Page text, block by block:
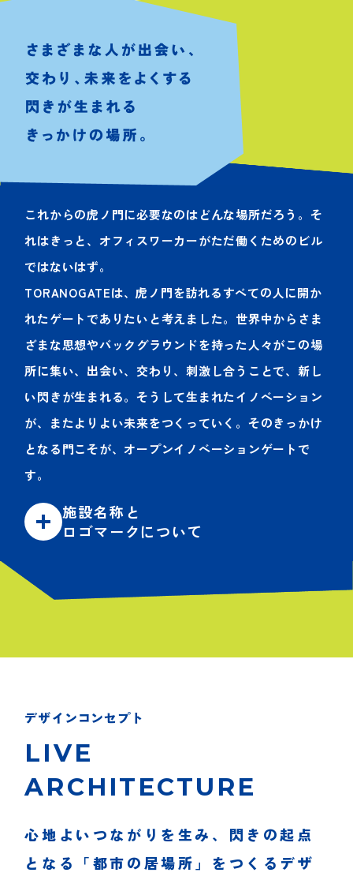
これからの虎ノ門に必要なのはどんな場所だろう。そ
れはきっと、オフィスワーカーがただ働くためのビル
ではないはず。
TORANOGATEは、虎ノ門を訪れるすべての人に開か
れたゲートでありたいと考えました。世界中からさま
ざまな思想やバックグラウンドを持った人々がこの場
所に集い、出会い、交わり、刺激し合うことで、新し
い閃きが生まれる。そうして生まれたイノベーション
が、またよりよい未来をつくっていく。そのきっかけ
となる門こそが、オープンイノベーションゲートで
す。
施設名称と
ロゴマークについて
デザインコンセプト
LIVE
ARCHITECTURE
心地よいつながりを生み、閃きの起点
となる
「都市の居場所」をつくるデザ